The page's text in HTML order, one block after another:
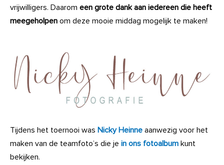
vrijwilligers. Daarom een grote dank aan iedereen die heeft
meegeholpen om deze mooie middag mogelijk te maken!
Tijdens het toernooi was Nicky Heinne aanwezig voor het
maken van de teamfoto’s die je in ons fotoalbum kunt
bekijken.